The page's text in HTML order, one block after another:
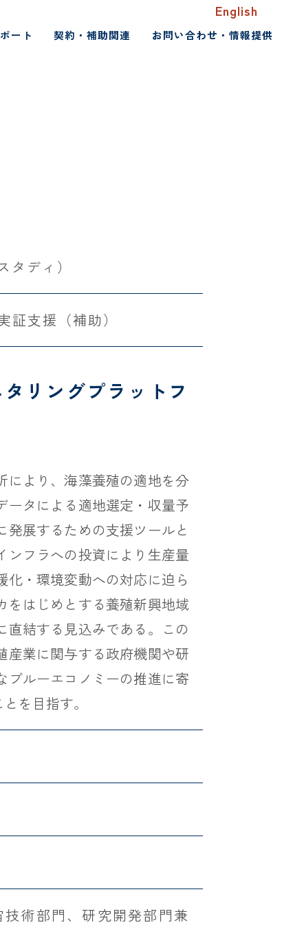
English
ート 契約・補助関連 お問い合わせ・情報提供
ディ）
証支援（補助）
リングプラットフ
により、海藻養殖の適地を分
ータによる適地選定・収量予
展するための支援ツールと
ンフラへの投資により生産量
・環境変動への対応に迫ら
をはじめとする養殖新興地域
直結する見込みである。この
産業に関与する政府機関や研
ブルーエコノミーの推進に寄
を目指す。
術部門、研究開発部門兼